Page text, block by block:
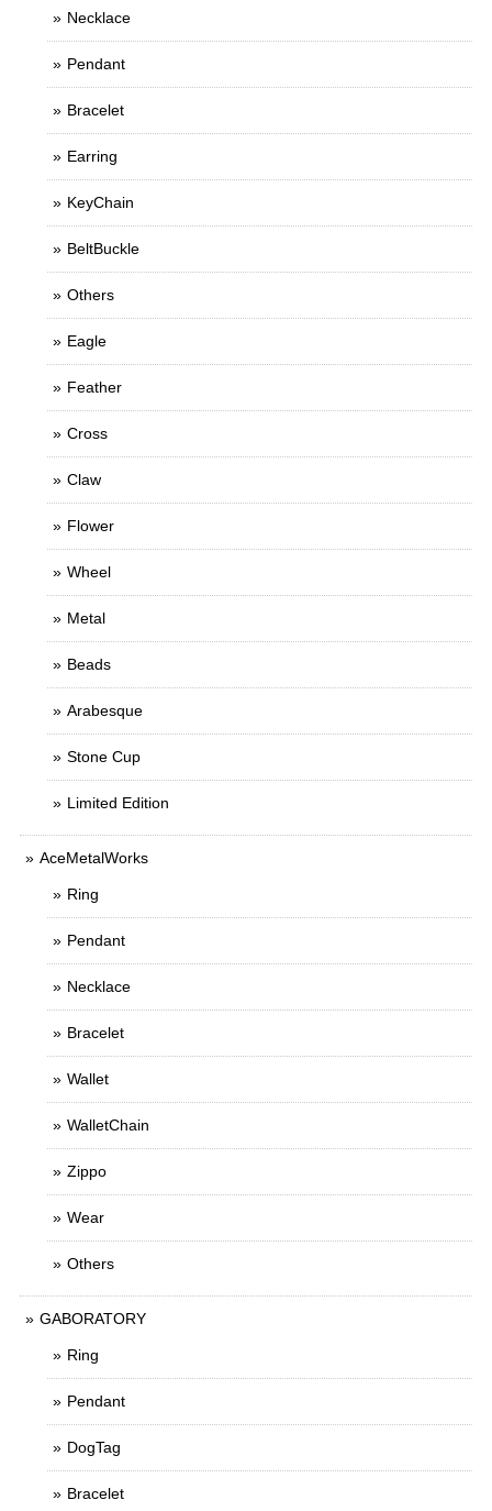
Necklace
Pendant
Bracelet
Earring
KeyChain
BeltBuckle
Others
Eagle
Feather
Cross
Claw
Flower
Wheel
Metal
Beads
Arabesque
Stone Cup
Limited Edition
AceMetalWorks
Ring
Pendant
Necklace
Bracelet
Wallet
WalletChain
Zippo
Wear
Others
GABORATORY
Ring
Pendant
DogTag
Bracelet